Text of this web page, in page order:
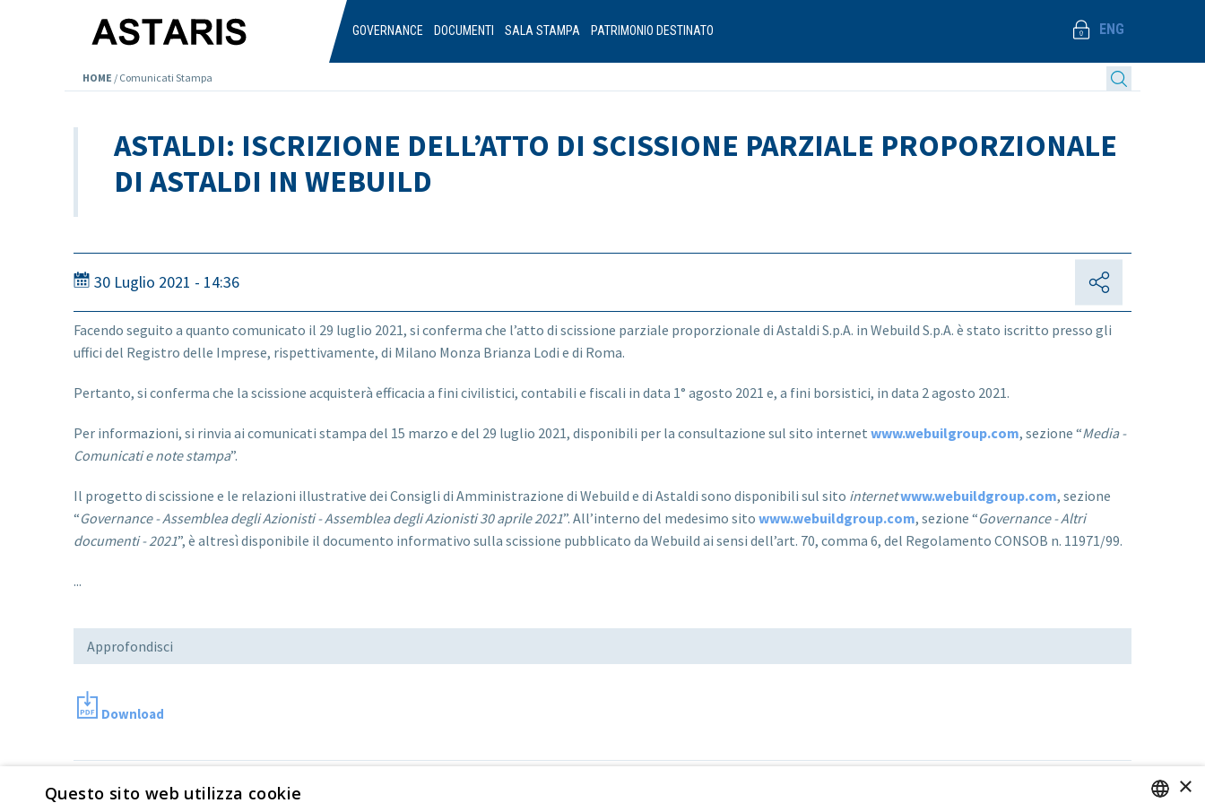
GOVERNANCE DOCUMENTI SALA STAMPA PATRIMONIO DESTINATO ENG
HOME / Comunicati Stampa
ASTALDI: ISCRIZIONE DELL’ATTO DI SCISSIONE PARZIALE PROPORZIONALE
DI ASTALDI IN WEBUILD
30 Luglio 2021 - 14:36
Facendo seguito a quanto comunicato il 29 luglio 2021, si conferma che l’atto di scissione parziale proporzionale di Astaldi S.p.A. in Webuild S.p.A. è stato iscritto presso gli
uffici del Registro delle Imprese, rispettivamente, di Milano Monza Brianza Lodi e di Roma.
Pertanto, si conferma che la scissione acquisterà efficacia a fini civilistici, contabili e fiscali in data 1° agosto 2021 e, a fini borsistici, in data 2 agosto 2021.
Per informazioni, si rinvia ai comunicati stampa del 15 marzo e del 29 luglio 2021, disponibili per la consultazione sul sito internet www.webuilgroup.com, sezione “Media -
Comunicati e note stampa”.
Il progetto di scissione e le relazioni illustrative dei Consigli di Amministrazione di Webuild e di Astaldi sono disponibili sul sito internetwww.webuildgroup.com, sezione
“Governance - Assemblea degli Azionisti - Assemblea degli Azionisti 30 aprile 2021”. All’interno del medesimo sito www.webuildgroup.com, sezione “Governance - Altri
documenti - 2021”, è altresì disponibile il documento informativo sulla scissione pubblicato da Webuild ai sensi dell’art. 70, comma 6, del Regolamento CONSOB n. 11971/99.
...
Approfondisci
Download
×
Questo sito web utilizza cookie